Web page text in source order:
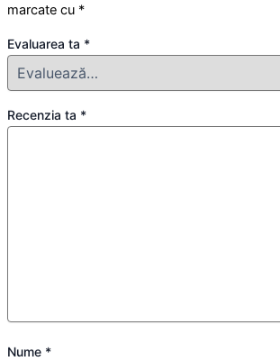
marcate cu *
Evaluarea ta *
Recenzia ta *
Nume *